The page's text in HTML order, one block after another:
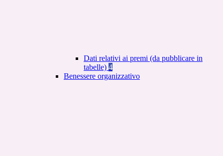
Dati relativi ai premi (da pubblicare in
tabelle) 4
Benessere organizzativo